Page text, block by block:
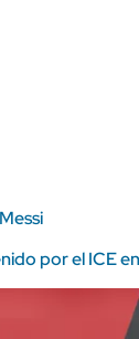
por el ICE